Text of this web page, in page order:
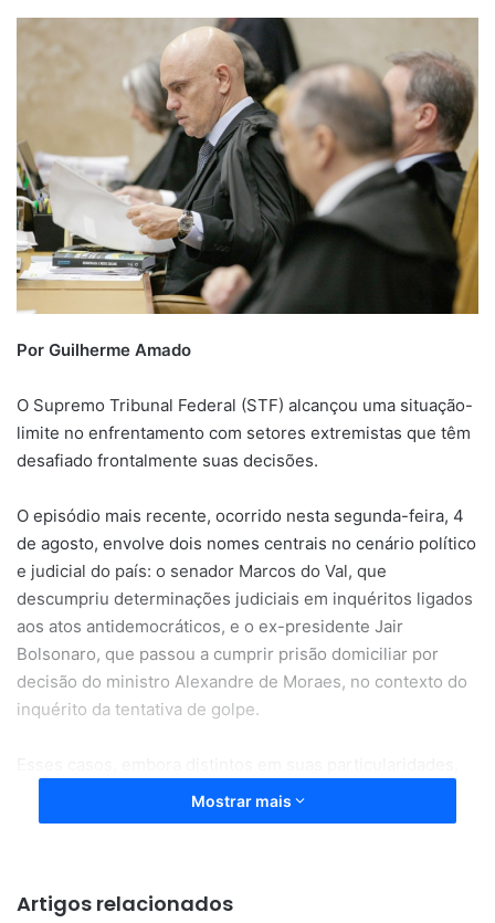
Por Guilherme Amado
O Supremo Tribunal Federal (STF) alcançou uma situação-
limite no enfrentamento com setores extremistas que têm
desafiado frontalmente suas decisões.
O episódio mais recente, ocorrido nesta segunda-feira, 4
de agosto, envolve dois nomes centrais no cenário político
e judicial do país: o senador Marcos do Val, que
descumpriu determinações judiciais em inquéritos ligados
aos atos antidemocráticos, e o ex-presidente Jair
Bolsonaro, que passou a cumprir prisão domiciliar por
decisão do ministro Alexandre de Moraes, no contexto do
inquérito da tentativa de golpe.
reiteram um padrão que já se manifestara de forma intensa
em 2023, quando o STF determinou o bloqueio da rede
conteúdos antidemocráticos.
Mostrar mais
Artigos relacionados